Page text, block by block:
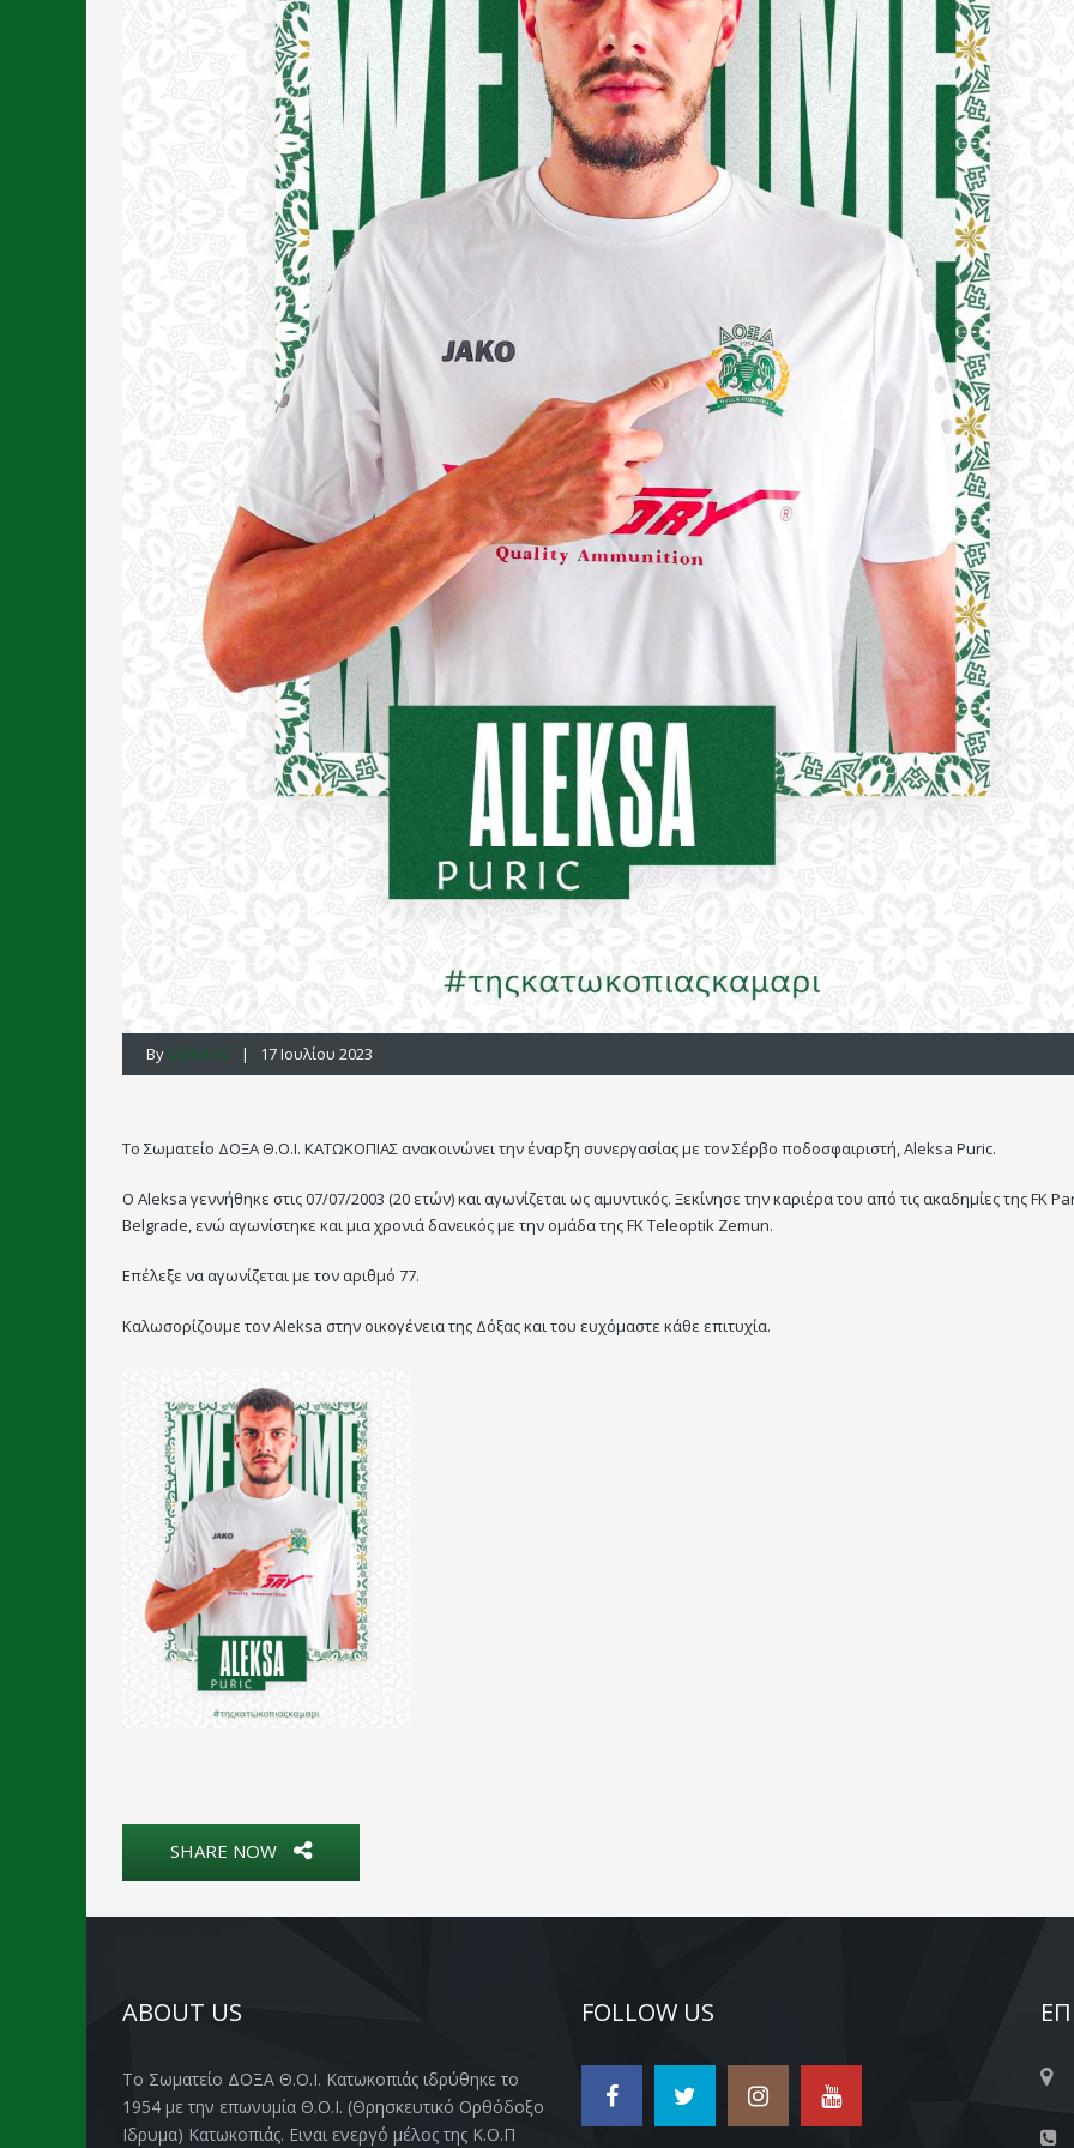
By DOXA FC | 17 Ιουλίου 2023
Το Σωματείο ΔΟΞΑ Θ.Ο.Ι. ΚΑΤΩΚΟΠΙΑΣ ανακοινώνει την έναρξη συνεργασίας με τον Σέρβο ποδοσφαιριστή, Aleksa Puric.
Ο Aleksa γεννήθηκε στις 07/07/2003 (20 ετών) και αγωνίζεται ως αμυντικός. Ξεκίνησε την καριέρα του από τις ακαδημίες της FK
Belgrade, ενώ αγωνίστηκε και μια χρονιά δανεικός με την ομάδα της FK Teleoptik Zemun.
Επέλεξε να αγωνίζεται με τον αριθμό 77.
Καλωσορίζουμε τον Aleksa στην οικογένεια της Δόξας και του ευχόμαστε κάθε επιτυχία.
SHARE NOW
ABOUT US
Το Σωματείο ΔΟΞΑ Θ.Ο.Ι. Κατωκοπιάς ιδρύθηκε το
1954 με την επωνυμία Θ.Ο.Ι. (Θρησκευτικό Ορθόδοξο
Ιδρυμα) Κατωκοπιάς. Ειναι ενεργό μέλος της Κ.Ο.Π
FOLLOW US